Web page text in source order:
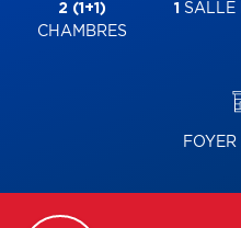
2 (1+1)
CHAMBRES
1 SALLE